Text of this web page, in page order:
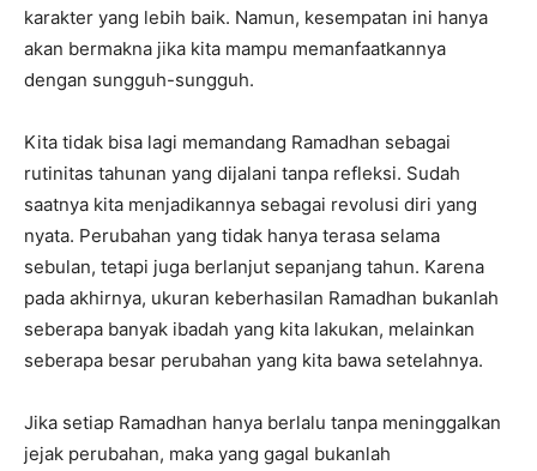
karakter yang lebih baik. Namun, kesempatan ini hanya
akan bermakna jika kita mampu memanfaatkannya
dengan sungguh-sungguh.
Kita tidak bisa lagi memandang Ramadhan sebagai
rutinitas tahunan yang dijalani tanpa refleksi. Sudah
saatnya kita menjadikannya sebagai revolusi diri yang
nyata. Perubahan yang tidak hanya terasa selama
sebulan, tetapi juga berlanjut sepanjang tahun. Karena
pada akhirnya, ukuran keberhasilan Ramadhan bukanlah
seberapa banyak ibadah yang kita lakukan, melainkan
seberapa besar perubahan yang kita bawa setelahnya.
Jika setiap Ramadhan hanya berlalu tanpa meninggalkan
jejak perubahan, maka yang gagal bukanlah